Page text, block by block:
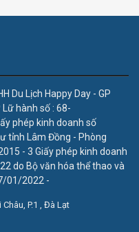
Du Lịch Happy Day - GP
hành số : 68-
phép kinh doanh số
tỉnh Lâm Đồng - Phòng
- 3 Giấy phép kinh doanh
do Bộ văn hóa thể thao và
01/2022 -
P.1 , Đà Lạt